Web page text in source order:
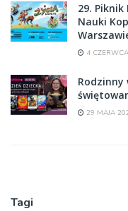
29.
Nauki
4
Rodzinny
29 MAJA
Tagi